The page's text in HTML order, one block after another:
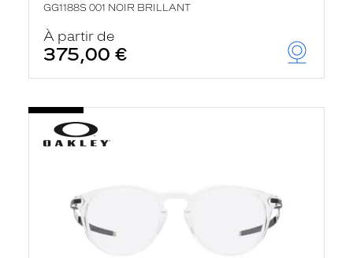
GG1188S 001 NOIR BRILLANT
À partir de
375,00 €